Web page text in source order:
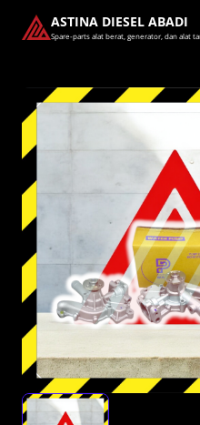
ASTINA DIESEL ABADI
Spare-parts alat berat, generator, dan alat
Masuk
Pilih
Lanjutkan
Dengan melanjutkan,
denganKetentuan